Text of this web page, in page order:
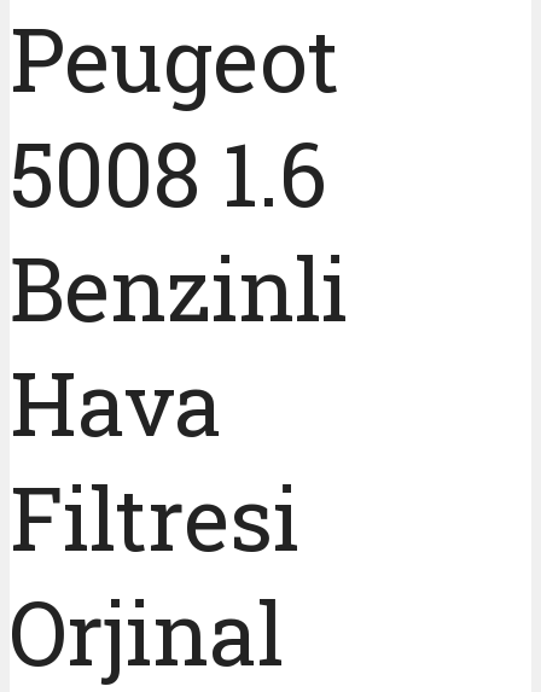
Peugeot
5008 1.6
Benzinli
Hava
Filtresi
Orjinal